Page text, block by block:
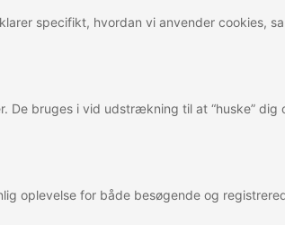
specifikt, hvordan vi anvender cookies,
De bruges i vid udstrækning til at “huske”
oplevelse for både besøgende og